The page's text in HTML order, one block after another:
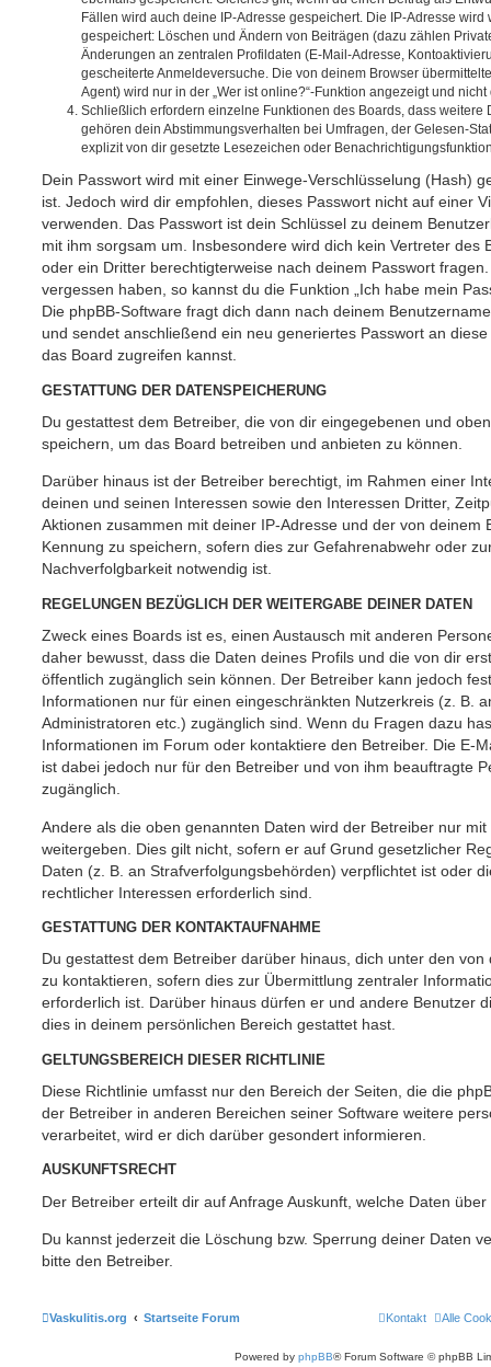
Fällen wird auch deine IP-Adresse gespeichert. Die IP-Adresse
gespeichert: Löschen und Ändern von Beiträgen (dazu zählen
Änderungen an zentralen Profildaten (E-Mail-Adresse,
gescheiterte Anmeldeversuche. Die von deinem Browser
Agent) wird nur in der „Wer ist online?“-Funktion angezeigt und
Schließlich erfordern einzelne Funktionen des Boards, dass weitere
gehören dein Abstimmungsverhalten bei Umfragen, der Gelesen-
explizit von dir gesetzte Lesezeichen oder
Dein Passwort wird mit einer Einwege-Verschlüsselung (Hash)
ist. Jedoch wird dir empfohlen, dieses Passwort nicht auf einer
verwenden. Das Passwort ist dein Schlüssel zu deinem
mit ihm sorgsam um. Insbesondere wird dich kein Vertreter des
oder ein Dritter berechtigterweise nach deinem Passwort
vergessen haben, so kannst du die Funktion „Ich habe mein
Die phpBB-Software fragt dich dann nach deinem
und sendet anschließend ein neu generiertes Passwort an
das Board zugreifen kannst.
GESTATTUNG DER DATENSPEICHERUNG
Du gestattest dem Betreiber, die von dir eingegebenen und
speichern, um das Board betreiben und anbieten zu können.
Darüber hinaus ist der Betreiber berechtigt, im Rahmen einer
deinen und seinen Interessen sowie den Interessen Dritter,
Aktionen zusammen mit deiner IP-Adresse und der von deinem
Kennung zu speichern, sofern dies zur Gefahrenabwehr oder
Nachverfolgbarkeit notwendig ist.
REGELUNGEN BEZÜGLICH DER WEITERGABE DEINER DATEN
Zweck eines Boards ist es, einen Austausch mit anderen
daher bewusst, dass die Daten deines Profils und die von dir
öffentlich zugänglich sein können. Der Betreiber kann jedoch
Informationen nur für einen eingeschränkten Nutzerkreis (z. B.
Administratoren etc.) zugänglich sind. Wenn du Fragen dazu
Informationen im Forum oder kontaktiere den Betreiber. Die E-
ist dabei jedoch nur für den Betreiber und von ihm beauftragte
zugänglich.
Andere als die oben genannten Daten wird der Betreiber nur
weitergeben. Dies gilt nicht, sofern er auf Grund gesetzlicher
Daten (z. B. an Strafverfolgungsbehörden) verpflichtet ist oder
rechtlicher Interessen erforderlich sind.
GESTATTUNG DER KONTAKTAUFNAHME
Du gestattest dem Betreiber darüber hinaus, dich unter den
zu kontaktieren, sofern dies zur Übermittlung zentraler
erforderlich ist. Darüber hinaus dürfen er und andere Benutzer
dies in deinem persönlichen Bereich gestattet hast.
GELTUNGSBEREICH DIESER RICHTLINIE
Diese Richtlinie umfasst nur den Bereich der Seiten, die die
der Betreiber in anderen Bereichen seiner Software weitere
verarbeitet, wird er dich darüber gesondert informieren.
AUSKUNFTSRECHT
Der Betreiber erteilt dir auf Anfrage Auskunft, welche Daten
Du kannst jederzeit die Löschung bzw. Sperrung deiner Daten
bitte den Betreiber.
Vaskulitis.org Startseite Forum Alle
Kontakt
Powered by phpBB® Forum Software © phpBB